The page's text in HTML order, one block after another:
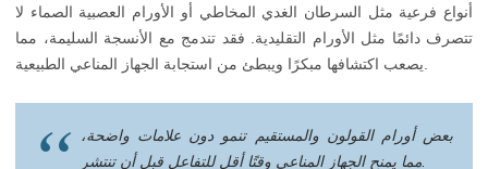
أنواع فرعية مثل السرطان الغدي المخاطي أو الأورام العصبية الصماء لا
تتصرف دائمًا مثل الأورام التقليدية. فقد تندمج مع الأنسجة السليمة، مما
بعض أورام القولون والمستقيم تنمو دون علامات واضحة،